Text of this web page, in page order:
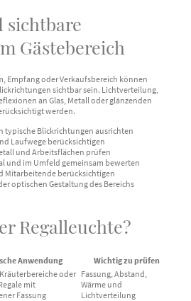
sichtbare
Gästebereich
Empfang oder Verkaufsbereich können
sichtbar sein. Lichtverteilung,
an Glas, Metall oder glänzenden
werden.
typische Blickrichtungen ausrichten
Laufwege berücksichtigen
und Arbeitsflächen prüfen
und im Umfeld gemeinsam bewerten
Mitarbeitende berücksichtigen
optischen Gestaltung des Bereichs
Regalleuchte?
Anwendung Wichtig zu prüfen
oder
mit
Fassung
Fassung, Abstand,
Wärme und
Lichtverteilung